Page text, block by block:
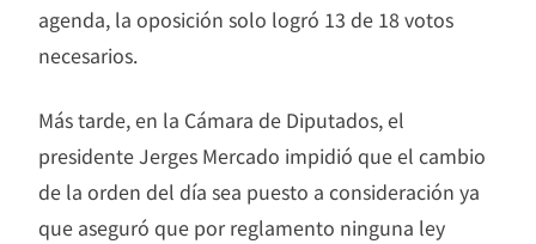
agenda, la oposición solo logró 13 de 18 votos
necesarios.
Más tarde, en la Cámara de Diputados, el
presidente Jerges Mercado impidió que el cambio
de la orden del día sea puesto a consideración ya
que aseguró que por reglamento ninguna ley